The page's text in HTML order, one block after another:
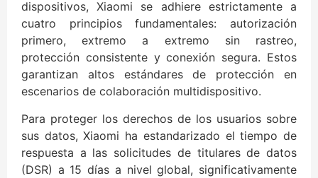
dispositivos, Xiaomi se adhiere estrictamente a
cuatro principios fundamentales: autorización
primero, extremo a extremo sin rastreo,
protección consistente y conexión segura. Estos
garantizan altos estándares de protección en
escenarios de colaboración multidispositivo.
Para proteger los derechos de los usuarios sobre
sus datos, Xiaomi ha estandarizado el tiempo de
respuesta a las solicitudes de titulares de datos
(DSR) a 15 días a nivel global, significativamente